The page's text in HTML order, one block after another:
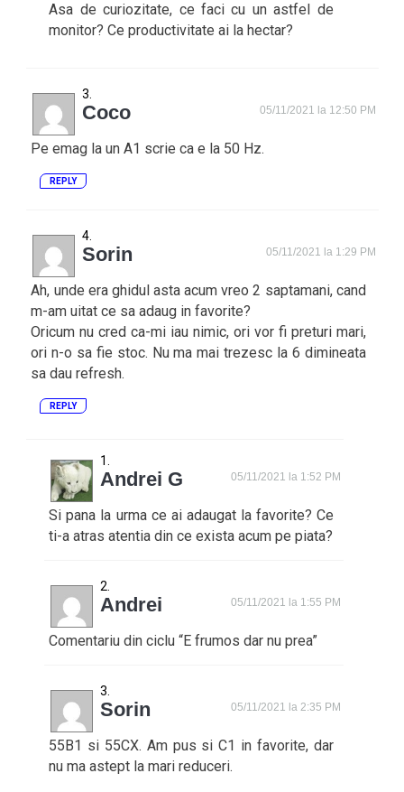
Asa de curiozitate, ce faci cu un astfel de
monitor? Ce productivitate ai la hectar?
Coco 05/11/2021 la 12:50 PM
Pe emag la un A1 scrie ca e la 50 Hz.
REPLY
Sorin 05/11/2021 la 1:29 PM
Ah, unde era ghidul asta acum vreo 2 saptamani, cand
m-am uitat ce sa adaug in favorite?
Oricum nu cred ca-mi iau nimic, ori vor fi preturi mari,
ori n-o sa fie stoc. Nu ma mai trezesc la 6 dimineata
sa dau refresh.
REPLY
Andrei G 05/11/2021 la 1:52 PM
Si pana la urma ce ai adaugat la favorite? Ce
ti-a atras atentia din ce exista acum pe piata?
Andrei 05/11/2021 la 1:55 PM
Comentariu din ciclu “E frumos dar nu prea”
Sorin 05/11/2021 la 2:35 PM
55B1 si 55CX. Am pus si C1 in favorite, dar
nu ma astept la mari reduceri.